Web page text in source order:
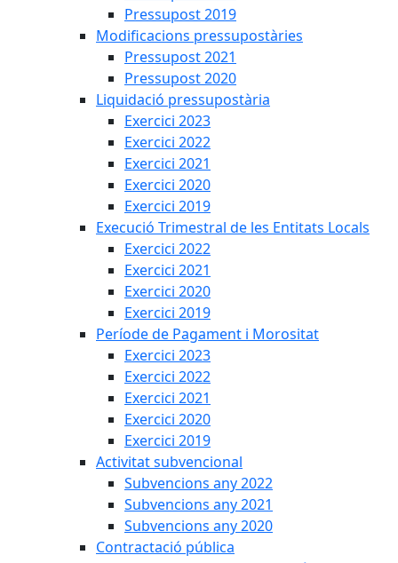
Pressupost 2019
Modificacions pressupostàries
Pressupost 2021
Pressupost 2020
Liquidació pressupostària
Exercici 2023
Exercici 2022
Exercici 2021
Exercici 2020
Exercici 2019
Execució Trimestral de les Entitats Locals
Exercici 2022
Exercici 2021
Exercici 2020
Exercici 2019
Període de Pagament i Morositat
Exercici 2023
Exercici 2022
Exercici 2021
Exercici 2020
Exercici 2019
Activitat subvencional
Subvencions any 2022
Subvencions any 2021
Subvencions any 2020
Contractació pública